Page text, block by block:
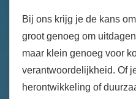
Bij ons krijg je de kans
groot genoeg om
maar klein genoeg voor
verantwoordelijkheid. Of
herontwikkeling of